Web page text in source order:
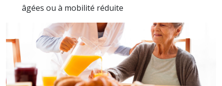
âgées ou à mobilité réduite